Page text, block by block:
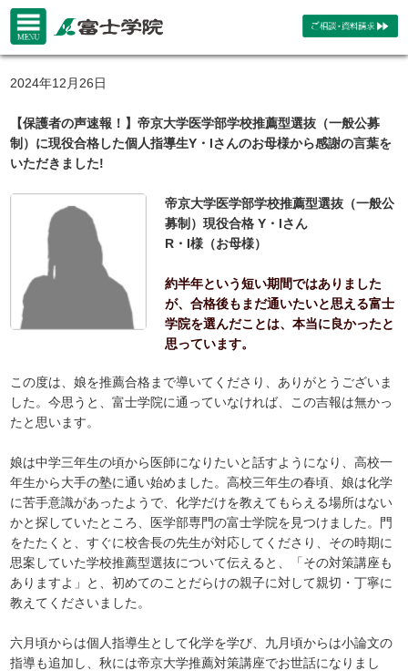
2024年12月26日
【保護者の声速報！】帝京大学医学部学校推薦型選抜（一般公募
制）に現役合格した個人指導生Y・Iさんのお母様から感謝の言葉を
いただきました!
帝京大学医学部学校推薦型選抜（一般公
募制）現役合格 Y・Iさん
R・I様（お母様）
約半年という短い期間ではありました
が、合格後もまだ通いたいと思える富士
学院を選んだことは、本当に良かったと
思っています。
この度は、娘を推薦合格まで導いてくださり、ありがとうございま
した。今思うと、富士学院に通っていなければ、この吉報は無かっ
たと思います。
娘は中学三年生の頃から医師になりたいと話すようになり、高校一
年生から大手の塾に通い始めました。高校三年生の春頃、娘は化学
に苦手意識があったようで、化学だけを教えてもらえる場所はない
かと探していたところ、医学部専門の富士学院を見つけました。門
をたたくと、すぐに校舎長の先生が対応してくださり、その時期に
思案していた学校推薦型選抜について伝えると、「その対策講座も
ありますよ」と、初めてのことだらけの親子に対して親切・丁寧に
教えてくださいました。
六月頃からは個人指導生として化学を学び、九月頃からは小論文の
指導も追加し、秋には帝京大学推薦対策講座でお世話になりまし